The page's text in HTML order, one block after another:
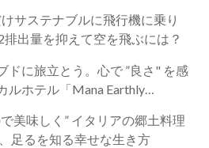
サステナブルに飛行機に乗り
排出量を抑えて空を飛ぶには？
ドに旅立とう。心で ”良さ" を感
ルホテル「Mana Earthly
美味しく” イタリアの郷土料理
足るを知る幸せな生き方